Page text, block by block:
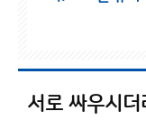
서로 싸우시더